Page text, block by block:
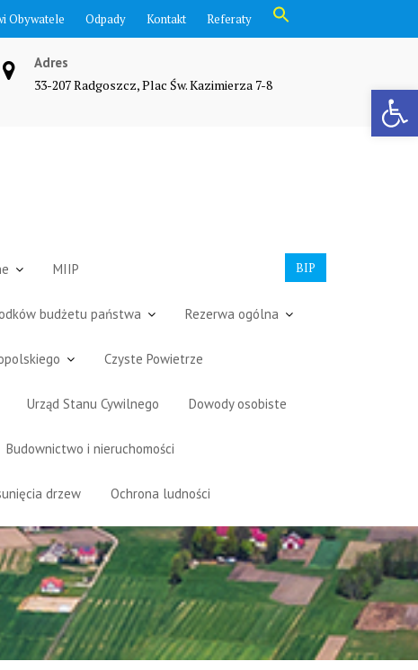
Otwórz pasek narzędzi
Obywatele Odpady Kontakt Referaty
Search Button
Adres
33-207 Radgoszcz, Plac Św. Kazimierza 7-8
BIP
MIIP
budżetu państwa Rezerwa ogólna
Czyste Powietrze
Urząd Stanu Cywilnego Dowody osobiste
Budownictwo i nieruchomości
drzew Ochrona ludności